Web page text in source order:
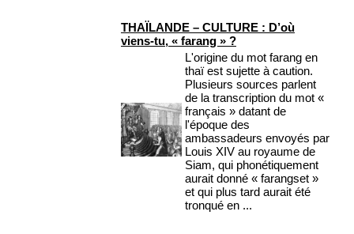
THAÏLANDE – CULTURE : D’où
viens-tu, « farang » ?
L'origine du mot farang en
thaï est sujette à caution.
Plusieurs sources parlent
de la transcription du mot «
français » datant de
l'époque des
ambassadeurs envoyés par
Louis XIV au royaume de
Siam, qui phonétiquement
aurait donné « farangset »
et qui plus tard aurait été
tronqué en ...